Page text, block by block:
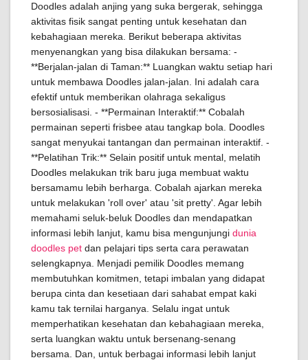
Doodles adalah anjing yang suka bergerak, sehingga
aktivitas fisik sangat penting untuk kesehatan dan
kebahagiaan mereka. Berikut beberapa aktivitas
menyenangkan yang bisa dilakukan bersama: -
**Berjalan-jalan di Taman:** Luangkan waktu setiap hari
untuk membawa Doodles jalan-jalan. Ini adalah cara
efektif untuk memberikan olahraga sekaligus
bersosialisasi. - **Permainan Interaktif:** Cobalah
permainan seperti frisbee atau tangkap bola. Doodles
sangat menyukai tantangan dan permainan interaktif. -
**Pelatihan Trik:** Selain positif untuk mental, melatih
Doodles melakukan trik baru juga membuat waktu
bersamamu lebih berharga. Cobalah ajarkan mereka
untuk melakukan 'roll over' atau 'sit pretty'. Agar lebih
memahami seluk-beluk Doodles dan mendapatkan
informasi lebih lanjut, kamu bisa mengunjungi dunia
doodles pet dan pelajari tips serta cara perawatan
selengkapnya. Menjadi pemilik Doodles memang
membutuhkan komitmen, tetapi imbalan yang didapat
berupa cinta dan kesetiaan dari sahabat empat kaki
kamu tak ternilai harganya. Selalu ingat untuk
memperhatikan kesehatan dan kebahagiaan mereka,
serta luangkan waktu untuk bersenang-senang
bersama. Dan, untuk berbagai informasi lebih lanjut